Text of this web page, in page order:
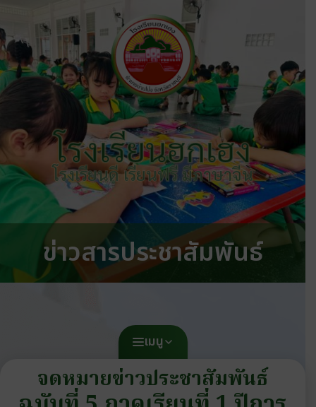
โรงเรียนฮกเฮง
โรงเรียนดี เรียนฟรี มีภาษาจีน
ข่าวสารประชาสัมพันธ์
เมนู
จดหมายข่าวประชาสัมพันธ์